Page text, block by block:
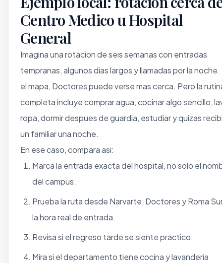
Centro Medico u Hospital
General
Imagina una rotacion de seis semanas con entradas
tempranas, algunos dias largos y llamadas por la noche.
el mapa, Doctores puede verse mas cerca. Pero la
completa incluye comprar agua, cocinar algo sencillo,
ropa, dormir despues de guardia, estudiar y quizas
un familiar una noche.
En ese caso, compara asi:
Marca la entrada exacta del hospital, no solo el
del campus.
Prueba la ruta desde Narvarte, Doctores y Roma
la hora real de entrada.
Revisa si el regreso tarde se siente practico.
Mira si el departamento tiene cocina y lavanderia